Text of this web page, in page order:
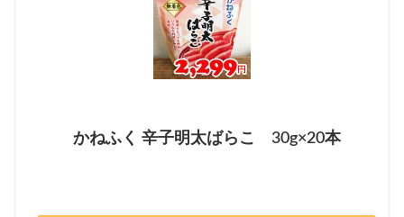
かねふく 辛子明太ばらこ 30g×20本